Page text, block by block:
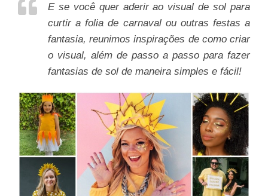
E se você quer aderir ao visual de sol para
curtir a folia de carnaval ou outras festas a
fantasia, reunimos inspirações de como criar
o visual, além de passo a passo para fazer
fantasias de sol de maneira simples e fácil!